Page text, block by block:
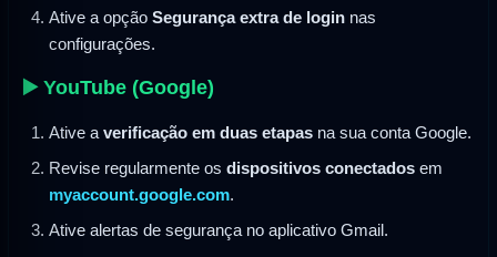
Ative a opção Segurança extra de login nas
configurações.
▶️ YouTube (Google)
Ative a verificação em duas etapas na sua conta Google.
Revise regularmente os dispositivos conectados em
myaccount.google.com.
Ative alertas de segurança no aplicativo Gmail.